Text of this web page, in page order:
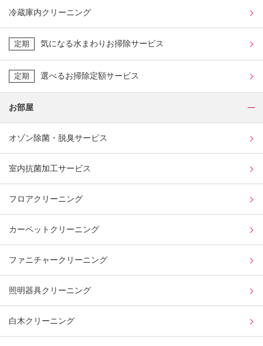
冷蔵庫内クリーニング
定期 気になる水まわりお掃除サービス
定期 選べるお掃除定額サービス
お部屋
オゾン除菌・脱臭サービス
室内抗菌加工サービス
フロアクリーニング
カーペットクリーニング
ファニチャークリーニング
照明器具クリーニング
白木クリーニング